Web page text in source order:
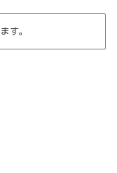
す。